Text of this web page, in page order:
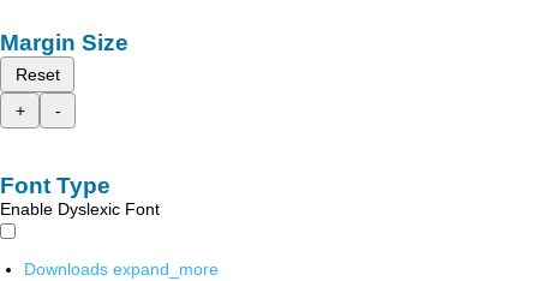
Margin Size
Reset
+
-
Font Type
Enable Dyslexic Font
Downloads expand_more